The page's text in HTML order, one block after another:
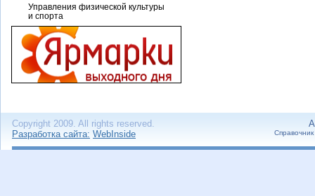
Управления физической культуры
и спорта
Copyright 2009. All rights reserved.
Разработка сайта: WebInside